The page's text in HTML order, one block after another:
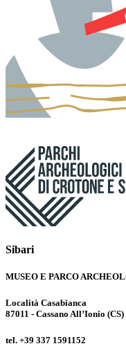
Sibari
MUSEO E PARCO
Località Casabianca
87011 - Cassano All’Ionio (CS)
tel. +39 337 1591152